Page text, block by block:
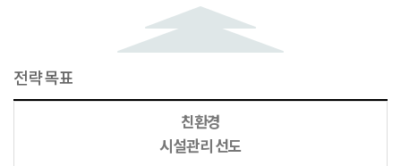
전략목표
친환경
시설관리 선도